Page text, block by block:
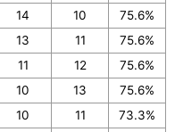
14 10
75.6%
13 11
75.6%
11 12
75.6%
10 13
75.6%
10 11
73.3%